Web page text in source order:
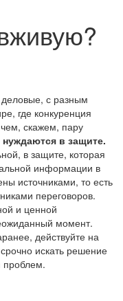
с разным
где конкуренция
скажем, пару
нуждаются в защите.
в защите, которая
информации в
источниками, то есть
переговоров.
и ценной
момент.
действуйте на
искать решение
проблем.